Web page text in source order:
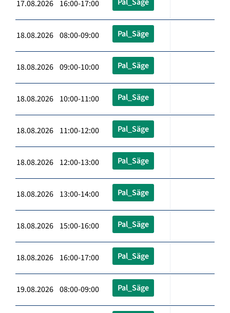
17.08.2026 16:00-17:00
18.08.2026 08:00-09:00 Pal_Säge
18.08.2026 09:00-10:00 Pal_Säge
18.08.2026 10:00-11:00 Pal_Säge
18.08.2026 11:00-12:00 Pal_Säge
18.08.2026 12:00-13:00 Pal_Säge
18.08.2026 13:00-14:00 Pal_Säge
18.08.2026 15:00-16:00 Pal_Säge
18.08.2026 16:00-17:00 Pal_Säge
19.08.2026 08:00-09:00 Pal_Säge